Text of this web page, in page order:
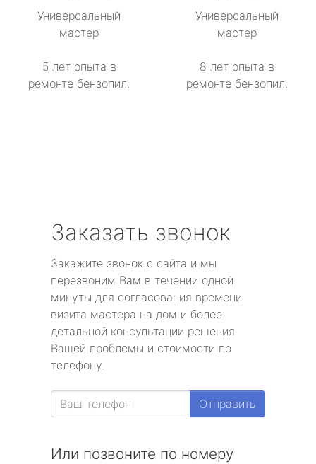
Универсальный
мастер
5 лет опыта в
ремонте бензопил.
Универсальный
мастер
8 лет опыта в
ремонте бензопил.
Заказать звонок
Закажите звонок с сайта и мы
перезвоним Вам в течении одной
минуты для согласования времени
визита мастера на дом и более
детальной консультации решения
Вашей проблемы и стоимости по
телефону.
Отправить
Или позвоните по номеру